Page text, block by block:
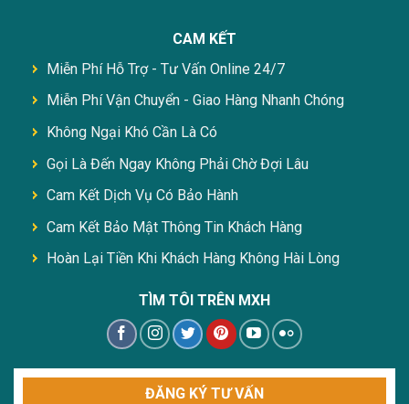
CAM KẾT
Miễn Phí Hỗ Trợ - Tư Vấn Online 24/7
Miễn Phí Vận Chuyển - Giao Hàng Nhanh Chóng
Không Ngại Khó Cần Là Có
Gọi Là Đến Ngay Không Phải Chờ Đợi Lâu
Cam Kết Dịch Vụ Có Bảo Hành
Cam Kết Bảo Mật Thông Tin Khách Hàng
Hoàn Lại Tiền Khi Khách Hàng Không Hài Lòng
TÌM TÔI TRÊN MXH
ĐĂNG KÝ TƯ VẤN